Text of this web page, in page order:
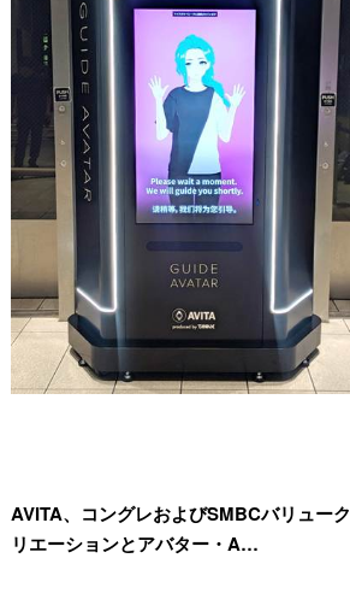
AVITA、コングレおよびSMBCバリューク
リエーションとアバター・A…